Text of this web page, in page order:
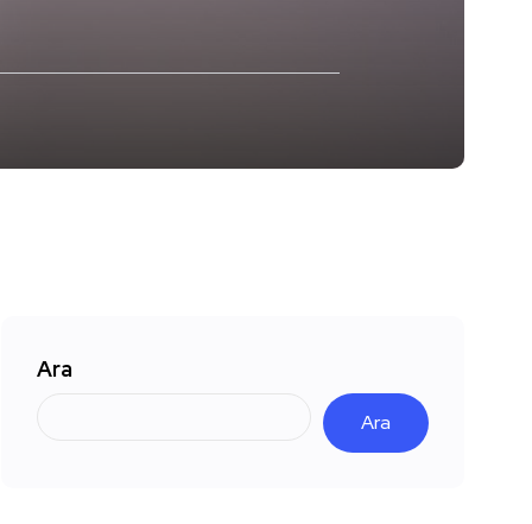
Ara
Ara